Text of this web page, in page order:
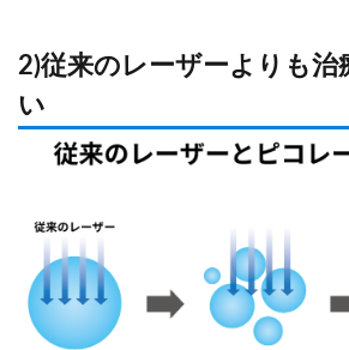
2)従来のレーザーよりも治
い